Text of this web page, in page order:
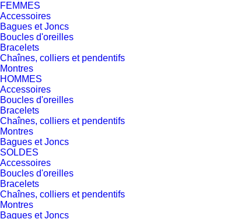
FEMMES
Accessoires
Bagues et Joncs
Boucles d'oreilles
Bracelets
Chaînes, colliers et pendentifs
Montres
HOMMES
Accessoires
Boucles d'oreilles
Bracelets
Chaînes, colliers et pendentifs
Montres
Bagues et Joncs
SOLDES
Accessoires
Boucles d'oreilles
Bracelets
Chaînes, colliers et pendentifs
Montres
Bagues et Joncs